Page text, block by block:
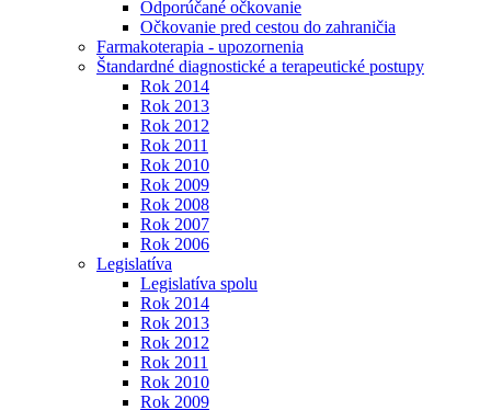
Odporúčané očkovanie
Očkovanie pred cestou do zahraničia
Farmakoterapia - upozornenia
Štandardné diagnostické a terapeutické postupy
Rok 2014
Rok 2013
Rok 2012
Rok 2011
Rok 2010
Rok 2009
Rok 2008
Rok 2007
Rok 2006
Legislatíva
Legislatíva spolu
Rok 2014
Rok 2013
Rok 2012
Rok 2011
Rok 2010
Rok 2009